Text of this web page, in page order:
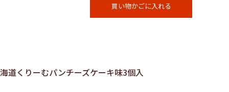
買い物かごに入れる
道くりーむパンチーズケーキ味3個入